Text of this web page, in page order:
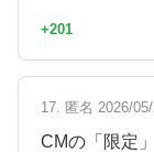
+201
17. 匿名 2026/
CMの「限定